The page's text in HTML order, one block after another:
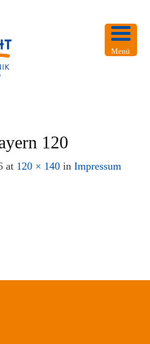
120
at 120 × 140 in Impressum
Menü